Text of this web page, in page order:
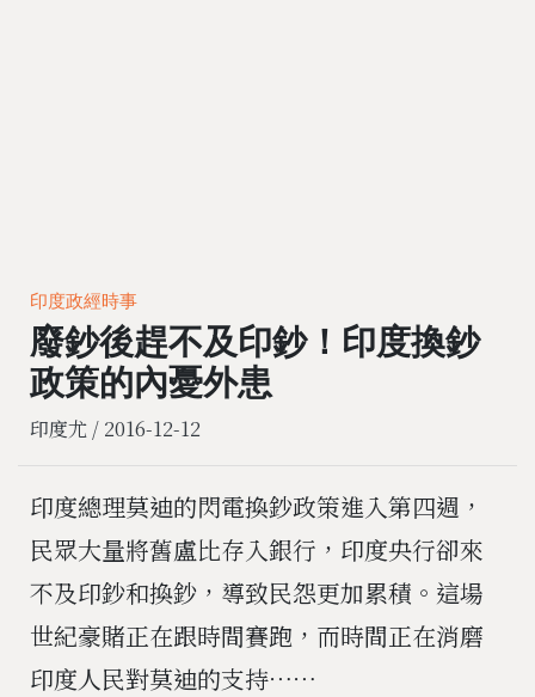
印度政經時事
廢鈔後趕不及印鈔！印度換鈔
政策的內憂外患
印度尤 / 2016-12-12
印度總理莫迪的閃電換鈔政策進入第四週，
民眾大量將舊盧比存入銀行，印度央行卻來
不及印鈔和換鈔，導致民怨更加累積。這場
世紀豪賭正在跟時間賽跑，而時間正在消磨
印度人民對莫迪的支持⋯⋯